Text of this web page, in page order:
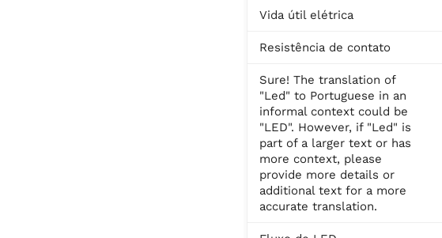
Vida útil elétrica
Resistência de contato
Sure! The translation of
"Led" to Portuguese in an
informal context could be
"LED". However, if "Led" is
part of a larger text or has
more context, please
provide more details or
additional text for a more
accurate translation.